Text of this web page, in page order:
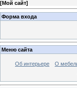
[Мой сайт]
Форма входа
Меню сайта
Об интерьере О